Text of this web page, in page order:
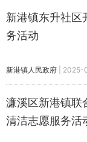
新港镇东升社区
务活动
新港镇人民政府 2025-
濂溪区新港镇联
清洁志愿服务活